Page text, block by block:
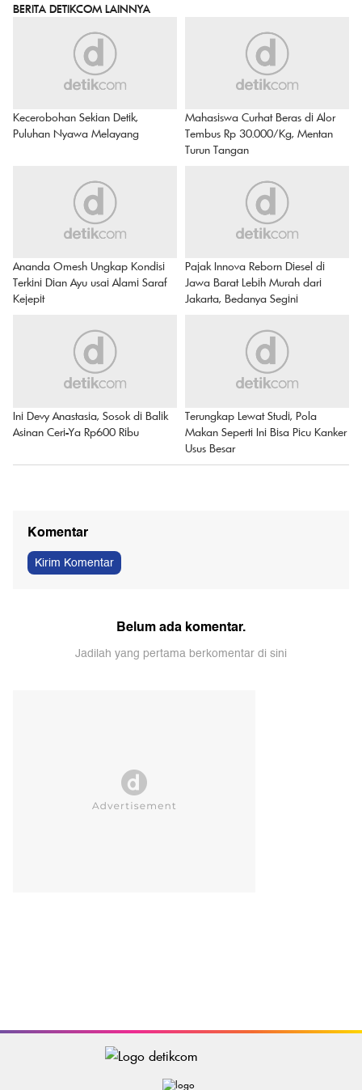
BERITA DETIKCOM LAINNYA
Kecerobohan Sekian Detik,
Puluhan Nyawa Melayang
Mahasiswa Curhat Beras di Alor
Tembus Rp 30.000/Kg, Mentan
Turun Tangan
Ananda Omesh Ungkap Kondisi
Terkini Dian Ayu usai Alami Saraf
Kejepit
Pajak Innova Reborn Diesel di
Jawa Barat Lebih Murah dari
Jakarta, Bedanya Segini
Ini Devy Anastasia, Sosok di Balik
Asinan Ceri-Ya Rp600 Ribu
Terungkap Lewat Studi, Pola
Makan Seperti Ini Bisa Picu Kanker
Usus Besar
Komentar
Kirim Komentar
Belum ada komentar.
Jadilah yang pertama berkomentar di sini